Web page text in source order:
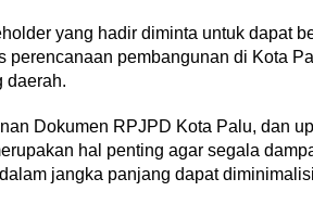
yang hadir diminta untuk dapat
perencanaan pembangunan di Kota
daerah.
Dokumen RPJPD Kota Palu, dan
hal penting agar segala
jangka panjang dapat